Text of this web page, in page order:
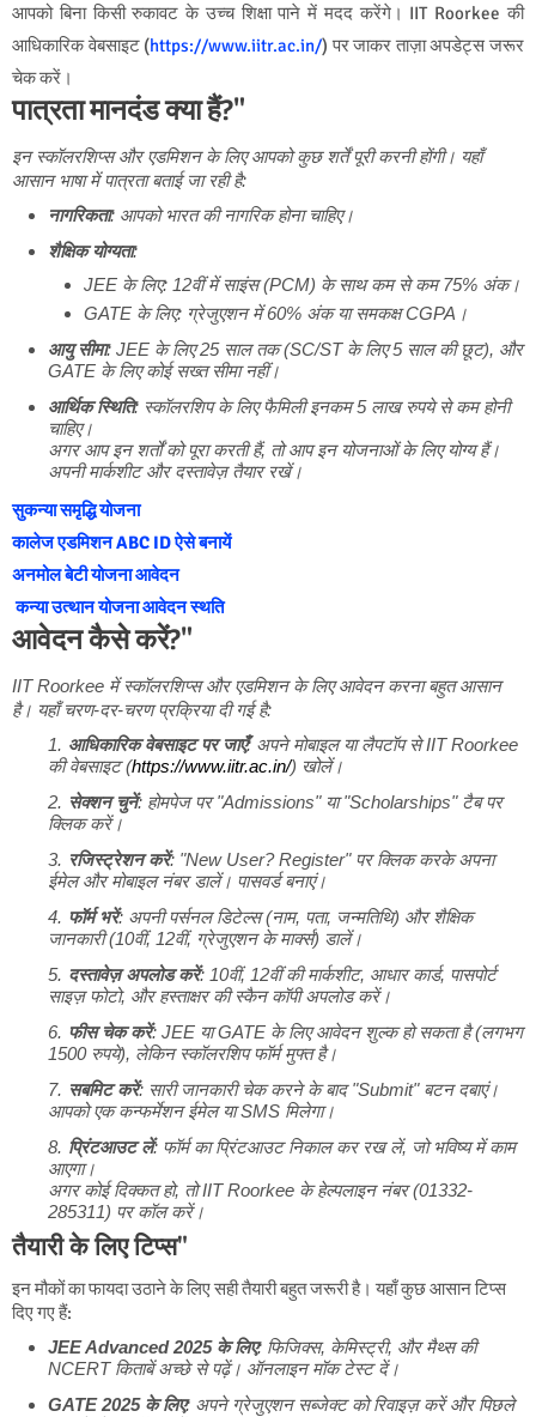
आपको बिना किसी रुकावट के उच्च शिक्षा पाने में मदद करेंगे। IIT Roorkee की
आधिकारिक वेबसाइट (https://www.iitr.ac.in/) पर जाकर ताज़ा अपडेट्स जरूर
चेक करें।
पात्रता मानदंड क्या हैं?"
इन स्कॉलरशिप्स और एडमिशन के लिए आपको कुछ शर्तें पूरी करनी होंगी। यहाँ
आसान भाषा में पात्रता बताई जा रही है:
नागरिकता: आपको भारत की नागरिक होना चाहिए।
शैक्षिक योग्यता:
JEE के लिए: 12वीं में साइंस (PCM) के साथ कम से कम 75% अंक।
GATE के लिए: ग्रेजुएशन में 60% अंक या समकक्ष CGPA।
आयु सीमा: JEE के लिए 25 साल तक (SC/ST के लिए 5 साल की छूट), और
GATE के लिए कोई सख्त सीमा नहीं।
आर्थिक स्थिति: स्कॉलरशिप के लिए फैमिली इनकम 5 लाख रुपये से कम होनी
चाहिए।
अगर आप इन शर्तों को पूरा करती हैं, तो आप इन योजनाओं के लिए योग्य हैं।
अपनी मार्कशीट और दस्तावेज़ तैयार रखें।
सुकन्या समृद्धि योजना
कालेज एडमिशन ABC ID ऐसे बनायें
अनमोल बेटी योजना आवेदन
कन्या उत्थान योजना आवेदन स्थति
आवेदन कैसे करें?"
IIT Roorkee में स्कॉलरशिप्स और एडमिशन के लिए आवेदन करना बहुत आसान
है। यहाँ चरण-दर-चरण प्रक्रिया दी गई है:
आधिकारिक वेबसाइट पर जाएँ: अपने मोबाइल या लैपटॉप से IIT Roorkee
की वेबसाइट (https://www.iitr.ac.in/) खोलें।
सेक्शन चुनें: होमपेज पर "Admissions" या "Scholarships" टैब पर
क्लिक करें।
रजिस्ट्रेशन करें: "New User? Register" पर क्लिक करके अपना
ईमेल और मोबाइल नंबर डालें। पासवर्ड बनाएं।
फॉर्म भरें: अपनी पर्सनल डिटेल्स (नाम, पता, जन्मतिथि) और शैक्षिक
जानकारी (10वीं, 12वीं, ग्रेजुएशन के मार्क्स) डालें।
दस्तावेज़ अपलोड करें: 10वीं, 12वीं की मार्कशीट, आधार कार्ड, पासपोर्ट
साइज़ फोटो, और हस्ताक्षर की स्कैन कॉपी अपलोड करें।
फीस चेक करें: JEE या GATE के लिए आवेदन शुल्क हो सकता है (लगभग
1500 रुपये), लेकिन स्कॉलरशिप फॉर्म मुफ्त है।
सबमिट करें: सारी जानकारी चेक करने के बाद "Submit" बटन दबाएं।
आपको एक कन्फर्मेशन ईमेल या SMS मिलेगा।
प्रिंटआउट लें: फॉर्म का प्रिंटआउट निकाल कर रख लें, जो भविष्य में काम
आएगा।
अगर कोई दिक्कत हो, तो IIT Roorkee के हेल्पलाइन नंबर (01332-
285311) पर कॉल करें।
तैयारी के लिए टिप्स"
इन मौकों का फायदा उठाने के लिए सही तैयारी बहुत जरूरी है। यहाँ कुछ आसान टिप्स
दिए गए हैं:
JEE Advanced 2025 के लिए: फिजिक्स, केमिस्ट्री, और मैथ्स की
NCERT किताबें अच्छे से पढ़ें। ऑनलाइन मॉक टेस्ट दें।
GATE 2025 के लिए: अपने ग्रेजुएशन सब्जेक्ट को रिवाइज़ करें और पिछले